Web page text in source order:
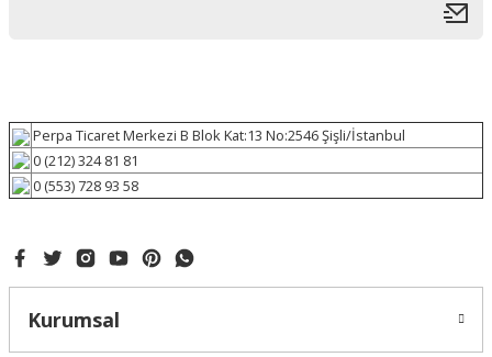
Perpa Ticaret Merkezi B Blok Kat:13 No:2546 Şişli/İstanbul
0 (212) 324 81 81
0 (553) 728 93 58
Kurumsal